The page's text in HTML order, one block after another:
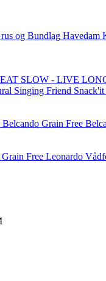
og Bundlag Havedam
EAT SLOW - LIVE
Singing Friend Snack'it
Belcando Grain Free
Free Leonardo